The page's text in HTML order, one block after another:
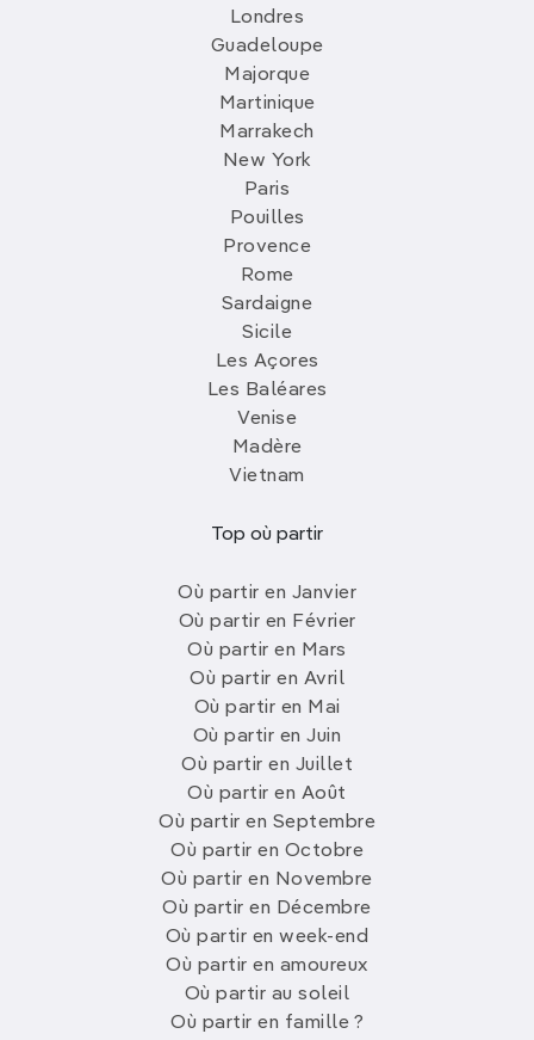
Londres
Guadeloupe
Majorque
Martinique
Marrakech
New York
Paris
Pouilles
Provence
Rome
Sardaigne
Sicile
Les Açores
Les Baléares
Venise
Madère
Vietnam
Top où partir
Où partir en Janvier
Où partir en Février
Où partir en Mars
Où partir en Avril
Où partir en Mai
Où partir en Juin
Où partir en Juillet
Où partir en Août
Où partir en Septembre
Où partir en Octobre
Où partir en Novembre
Où partir en Décembre
Où partir en week-end
Où partir en amoureux
Où partir au soleil
Où partir en famille ?